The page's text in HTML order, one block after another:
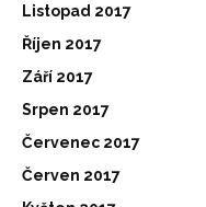
Listopad 2017
Říjen 2017
Září 2017
Srpen 2017
Červenec 2017
Červen 2017